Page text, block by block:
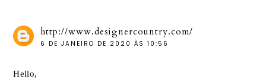
http://www.designercountry.com/
6 DE JANEIRO DE 2020 ÀS 10:56
Hello,